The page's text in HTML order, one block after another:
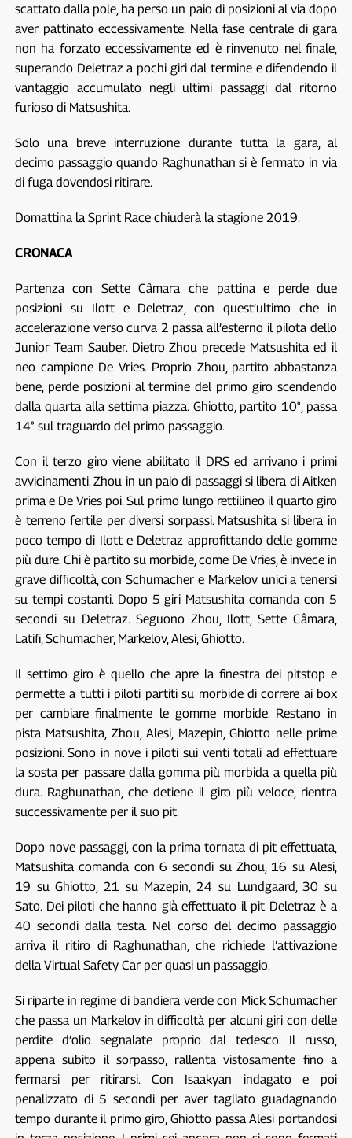
scattato dalla pole, ha perso un paio di posizioni al via dopo
aver pattinato eccessivamente. Nella fase centrale di gara
non ha forzato eccessivamente ed è rinvenuto nel finale,
superando Deletraz a pochi giri dal termine e difendendo il
vantaggio accumulato negli ultimi passaggi dal ritorno
furioso di Matsushita.
Solo una breve interruzione durante tutta la gara, al
decimo passaggio quando Raghunathan si è fermato in via
di fuga dovendosi ritirare.
Domattina la Sprint Race chiuderà la stagione 2019.
CRONACA
Partenza con Sette Câmara che pattina e perde due
posizioni su Ilott e Deletraz, con quest’ultimo che in
accelerazione verso curva 2 passa all’esterno il pilota dello
Junior Team Sauber. Dietro Zhou precede Matsushita ed il
neo campione De Vries. Proprio Zhou, partito abbastanza
bene, perde posizioni al termine del primo giro scendendo
dalla quarta alla settima piazza. Ghiotto, partito 10°, passa
14° sul traguardo del primo passaggio.
Con il terzo giro viene abilitato il DRS ed arrivano i primi
avvicinamenti. Zhou in un paio di passaggi si libera di Aitken
prima e De Vries poi. Sul primo lungo rettilineo il quarto giro
è terreno fertile per diversi sorpassi. Matsushita si libera in
poco tempo di Ilott e Deletraz approfittando delle gomme
più dure. Chi è partito su morbide, come De Vries, è invece in
grave difficoltà, con Schumacher e Markelov unici a tenersi
su tempi costanti. Dopo 5 giri Matsushita comanda con 5
secondi su Deletraz. Seguono Zhou, Ilott, Sette Câmara,
Latifi, Schumacher, Markelov, Alesi, Ghiotto.
Il settimo giro è quello che apre la finestra dei pitstop e
permette a tutti i piloti partiti su morbide di correre ai box
per cambiare finalmente le gomme morbide. Restano in
pista Matsushita, Zhou, Alesi, Mazepin, Ghiotto nelle prime
posizioni. Sono in nove i piloti sui venti totali ad effettuare
la sosta per passare dalla gomma più morbida a quella più
dura. Raghunathan, che detiene il giro più veloce, rientra
successivamente per il suo pit.
Dopo nove passaggi, con la prima tornata di pit effettuata,
Matsushita comanda con 6 secondi su Zhou, 16 su Alesi,
19 su Ghiotto, 21 su Mazepin, 24 su Lundgaard, 30 su
Sato. Dei piloti che hanno già effettuato il pit Deletraz è a
40 secondi dalla testa. Nel corso del decimo passaggio
arriva il ritiro di Raghunathan, che richiede l’attivazione
della Virtual Safety Car per quasi un passaggio.
Si riparte in regime di bandiera verde con Mick Schumacher
che passa un Markelov in difficoltà per alcuni giri con delle
perdite d’olio segnalate proprio dal tedesco. Il russo,
appena subito il sorpasso, rallenta vistosamente fino a
fermarsi per ritirarsi. Con Isaakyan indagato e poi
penalizzato di 5 secondi per aver tagliato guadagnando
tempo durante il primo giro, Ghiotto passa Alesi portandosi